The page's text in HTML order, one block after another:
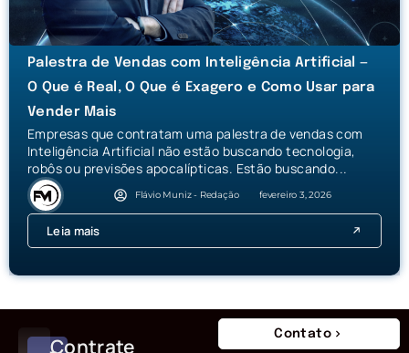
Palestra de Vendas com Inteligência Artificial —
O Que é Real, O Que é Exagero e Como Usar para
Vender Mais
Empresas que contratam uma palestra de vendas com
Inteligência Artificial não estão buscando tecnologia,
robôs ou previsões apocalípticas. Estão buscando...
Flávio Muniz - Redação fevereiro 3, 2026
Leia mais
Contrate
Contato